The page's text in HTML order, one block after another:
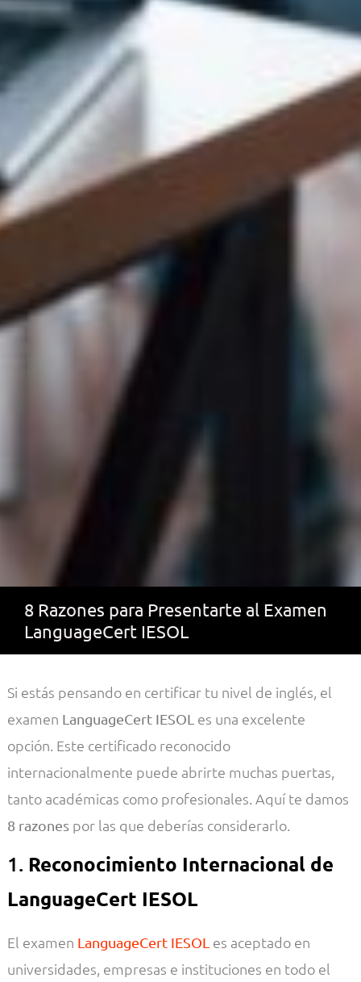
8 Razones para Presentarte al Examen
LanguageCert IESOL
Si estás pensando en certificar tu nivel de inglés, el
examen LanguageCert IESOL es una excelente
opción. Este certificado reconocido
internacionalmente puede abrirte muchas puertas,
tanto académicas como profesionales. Aquí te damos
8 razonespor las que deberías considerarlo.
1. Reconocimiento Internacional de
LanguageCert IESOL
El examen LanguageCert IESOL es aceptado en
universidades, empresas e instituciones en todo el